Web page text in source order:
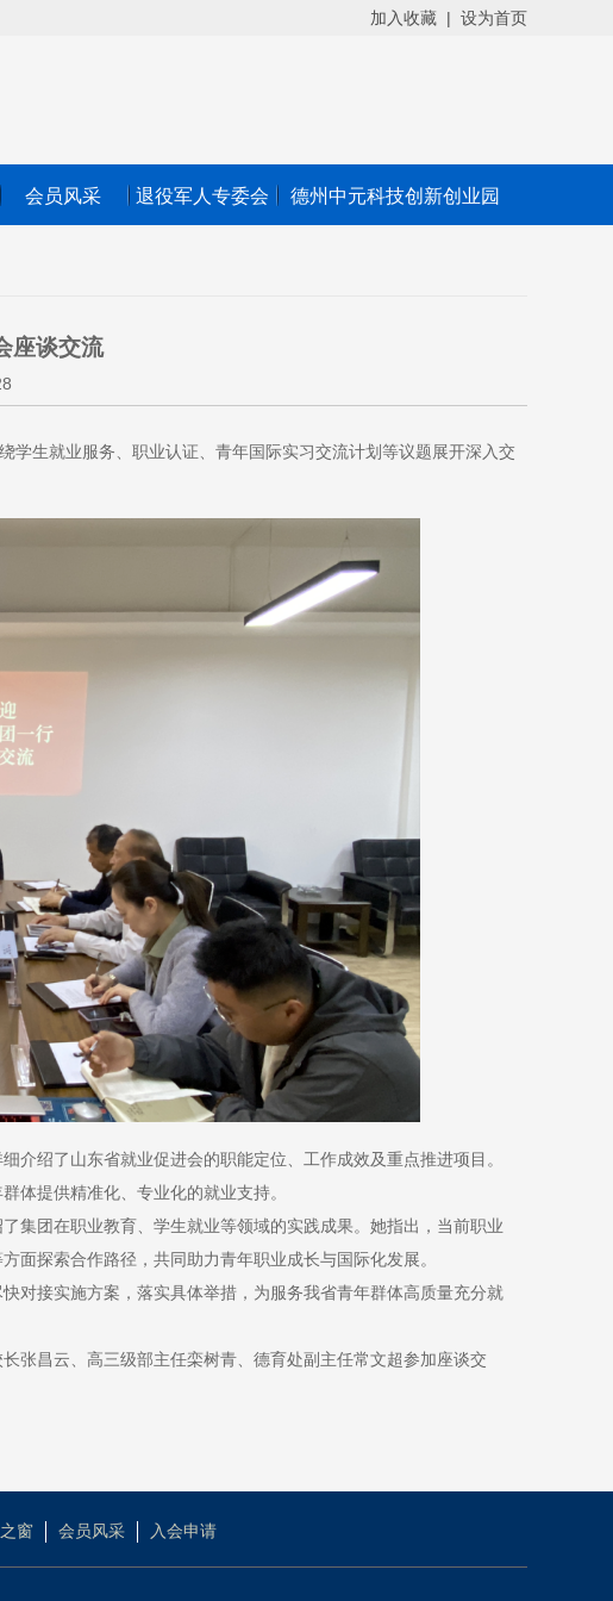
加入收藏 | 设为首页
会员风采 退役军人专委会 德州中元科技创新创业园
座谈交流
生就业服务、职业认证、青年国际实习交流计划等议题展开深入交
介绍了山东省就业促进会的职能定位、工作成效及重点推进项目。
体提供精准化、专业化的就业支持。
集团在职业教育、学生就业等领域的实践成果。她指出，当前职业
面探索合作路径，共同助力青年职业成长与国际化发展。
对接实施方案，落实具体举措，为服务我省青年群体高质量充分就
张昌云、高三级部主任栾树青、德育处副主任常文超参加座谈交
窗 会员风采 入会申请